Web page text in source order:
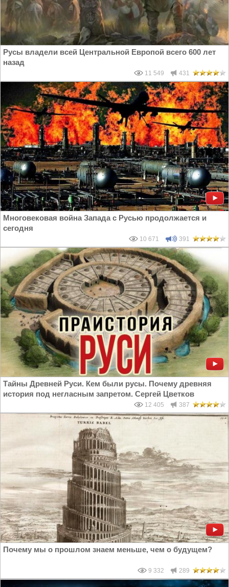
Русы владели всей Центральной Европой всего 600 лет
назад
11 549 431
Многовековая война Запада с Русью продолжается и
сегодня
10 671 391
Тайны Древней Руси. Кем были русы. Почему древняя
история под негласным запретом. Сергей Цветков
12 405 387
Почему мы о прошлом знаем меньше, чем о будущем?
9 332 289